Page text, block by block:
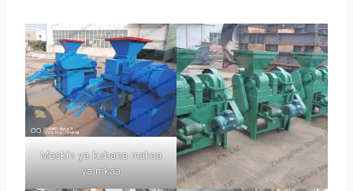
Maskin ya kubana makaa
ya mkaa